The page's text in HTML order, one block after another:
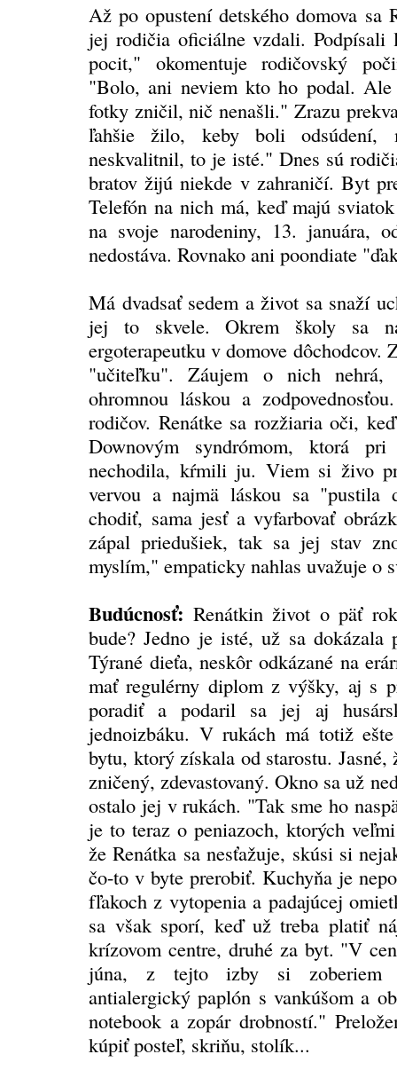
Až po opustení detského domova sa
jej rodičia oficiálne vzdali. Podpísali
pocit," okomentuje rodičovský
"Bolo, ani neviem kto ho podal. Ale
fotky zničil, nič nenašli." Zrazu
ľahšie žilo, keby boli
neskvalitnil, to je isté." Dnes sú
bratov žijú niekde v zahraničí. Byt
Telefón na nich má, keď majú
na svoje narodeniny, 13. januára,
nedostáva. Rovnako ani poondiate
Má dvadsať sedem a život sa snaží
jej to skvele. Okrem školy sa
ergoterapeutku v domove dôchodcov.
"učiteľku". Záujem o nich nehrá,
ohromnou láskou a
rodičov. Renátke sa rozžiaria oči,
Downovým syndrómom, ktorá
nechodila, kŕmili ju. Viem si živo
vervou a najmä láskou sa "pustila
chodiť, sama jesť a vyfarbovať
zápal priedušiek, tak sa jej stav
myslím," empaticky nahlas uvažuje o
Budúcnosť: Renátkin život o päť
bude? Jedno je isté, už sa dokázala
Týrané dieťa, neskôr odkázané na
mať regulérny diplom z výšky, aj s
poradiť a podaril sa jej aj
jednoizbáku. V rukách má totiž
bytu, ktorý získala od starostu. Jasné,
zničený, zdevastovaný. Okno sa už
ostalo jej v rukách. "Tak sme ho
je to teraz o peniazoch, ktorých
že Renátka sa nesťažuje, skúsi si
čo-to v byte prerobiť. Kuchyňa je
fľakoch z vytopenia a padajúcej
sa však sporí, keď už treba platiť
krízovom centre, druhé za byt. "V
júna, z tejto izby si zoberiem
antialergický paplón s vankúšom a
notebook a zopár drobností."
kúpiť posteľ, skriňu, stolík...